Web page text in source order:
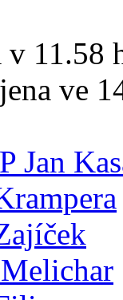
v 11.58
ve
Jan